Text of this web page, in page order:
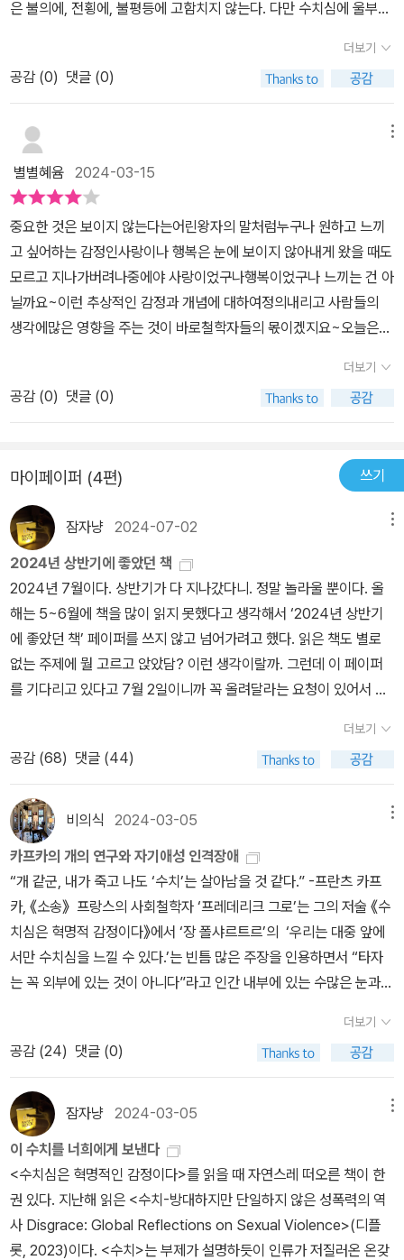
‘발가벗은 힘’, 타자들을 장악하고 함부로 하려는 권위주의적, 신자유
주의 체제라는 발가벗은 힘의 상징적 제도화임을 입증한다. 강간, 학
대, 근친상간 폭력에 대한 사법과 공권력의 시선은 이 세계의 추잡한
정치 체계를 요약한다. 피해자가 수치심을 느끼게 하는 체계, 이 역전
된 수치심을 가해자의 진영으로 전환시켜야 하지 않겠나? 그것이 정
의 아닌가? 신자유주의 자본주의 체계가 수치심에서 정의를 제거해
버렸지만 우리는 이를 회복시켜야 하는 책무를 안고 있다. 익숙하면
서도 흥미로운 이야기가 소개되고 있다. 남편 콜라티누스의 동료인
에투루리아의 왕자 타르퀴니우스에게 강간당한 루크레티아의 자결
신화는 정치적 성적 토대를 제시한다. 동침을 거절하는 루크레티아를
그녀의 노예와 동침한 부정한 여인이라는 누명을 씌우겠다는 협박에
그녀는 자포자기한다. 루크레티아는 이 수치를 남편에게 알리고 자살
성의 약속이었다고 저자는 해석한다. 이 수치심에는 교묘한 이중의
젠더화가 있으며, 사회적 사실로서의 폭력에 대한 수치심, 윤리적 수
치심이라는 두 얼굴이다. 공화국이란 이처럼 남성과 여성을 고정된
자리와 보완적 의무를 맡김으로써 성립했다는 것이다. 공화국을 보장
하기 위하 라틴식 질문이란 이런 것이라는 것이다. “그녀는 충실한
가? 여성의 성생활이 남편의 정치적 완성을 보장한다. 남성에게는 정
의를, 여성에게는 수치심을 안겨라.”, 이 세계를 지탱하는 정치쳬라는
것의 불온성과 불모성을 엿보게 하는, 오늘에도 무심히 읽히는 신화
다. 우리들은 무의식중에 이러한 태도를 학습하고 내면화한다. 이 불
온성과 불모성의 실체인 파렴치함이란 조심성의 부재로 알아본다고
한다. 반면에 수치심은 어떤 일을 행하기에 앞서 그 도덕적 성질에 따
재라는 의미기도 하다. 고대 그리스는 이처럼 악을, 불의를, 멈출 수
있는 생각으로서 윤리적 수치심을 뜻하는 아이도스(Aidos)라는 개념
을 가지고 있었다. 오늘날 우리들은 “수치심을 영혼의 독으로, 중대한
장애물로, 행복을 가로막는 최악의 적으로 규탄한다.” 그렇기에 수치
심을 윤리의 기둥을 표상하는 정서로 상상하지 못하게 되었다. 그럼
에도 플라톤이 《향연》에서 언급하듯 “수치심은 선한 인간을 인도하
는 원칙”이기도 하다. 수치심은 허영심, 착각, 말과 행동사이의 괴리
에 앞서 조심성과 신중함으로 본성을 과장으로 왜곡되지 않게 막는
하나의 원칙이기도 하다. “만약 ...라면 난 너무 수치스러울거야” 라는
우리네 일상 속 문장처럼 윤리적 수치심은 상상력으로 지지되는 생각
의 경험을 먹고 자라는 자가-정서이다. 우리들이 알고 있는 철학이
가벗기고 관통하며 박탈하고 화나게 노출시킨다. 그럼으로써 억견
(臆見) 직전에 어리석음과 영적 저속성에 빠지지 않도록 막아주는
것이다. “무지보다 훨씬 위험하고 해로운 것은 바로 안다고 믿는 것이
다”라는 말은 한나 아렌트가 말하는 안다고 믿고서 타인들에게 그 알
량한 지식을 강요하길 즐기고 뻐기면서 경멸의 이유를 찾는 악의 평
범성이기도 하다. 타인을 모욕하려는 욕망, 철학은 이러한 진실의 테
어야만 했는지를 상기해보라. 대중 앞에서 영혼이 발가벗겨진 거들먹
명예에 대한 부정이다. 복수는 이 부정에 대한 부정, 다시 말해 잃어버
린 명예의 복원을 의미한다.균형을 잡는 비극, 보복 행위, 모욕에 대한
복수를 공개적으로 창출하는 것이 관건이다.27~30페이지 中===
고, 위신이 붕괴되고 손상을 입는 것은 곧 실체적으로 드러나는 사례
다. 가문 그 자체는 개인보다 집단을 형상화하며, 복수는 곧 명예의 회
복을 의미한다.=====수치심의 얼굴은 달라진다. 덜 씨족적이고 더
부르주아적이며, 덜 비극적이고 더 영리적이며, 덜 의례적이고 더 심
리적인 얼굴로... 먼저, 곧 보게 되겠지만, 가난하다는 수치심 혹은 그
저 덜 부유하다는 수치심, 명예의 문화 속에서 주변인이라는 수치심
이 확장될 것이다. 빈곤은 그리스도의 안개를 후광처럼 부른 운명처
럼 체험되는 게 아니라 개인적 실패와 실패한 야심의 기표가 된다. 한
태로 불릴 것이다.38~39페이지 中=====시대가 변화고 시간이
변함에 따라 수치심이라는 얼굴은 계속해서 다른 얼굴로 변모한다고
전하며, 경제, 명예 등 현재 개인이 어떤 것을 가지고 있고 가지지 못
우리의 모습 속에서 느끼는 '수치심'이 바로 그것이 아닐까 싶다.한편,
명예 역시 변모되어 체면이라는 이름으로 불리게 되었다고 말하는데,
흔하게 쓰는 말속에 깃든 의미가 남다르게 다가오는 대목이다.====
=우리는 어떻게 살고, 사랑하고, 죽고, 말할까를 자문하느라 삶을 보
낸다. 그리고 수준을 지키느라 전전긍긍한다. 누구의 수준, 무엇의 수
준인가? 그건 누구도 알지 못한다.87페이지 中=====사람들은 자
신만의 망상에 사로잡혀 타인에게 '어떻게 비칠까' 고민하며 수치심을
느낀다. 그런데 생각해 보면, 타인의 그런 시선에 전전긍긍하기보다
스스로에게 어떻게 살고, 사랑하고, 죽을지를 묻는 게 맞는 게 아닐
까?정작 그들은 아무 관심이 없는데, 우리는 어쩌면 쓸데없는 상상력
과 망상에 사로잡혀 없는 수치심을 만들고, 시간을 허비하고 있는지
도 모르겠다.=====<수치심에서 비롯된 두 가지 태도>바로 (수직
수 없는 혐오다. 비참하고, 비열하고, 불결해지거나 그렇다고 느끼는
것, 그것이 수치심이다.88페이지 中=====어쩌면 우리가 일반적
으로 '수치심'하면 가장 먼저 떠올리는 감정이 바로 이것이 아닐까?=
====수치심의 세 가지 큰 영역(사회적 가난, 정신적 치욕, 육체적
불결)은 내게 화상 같은 상처를 입히고, 굴욕으로 나를 얼어붙게 만든
다.(...)수치를 겪는다는 건 땅이 꺼지는 듯한 추락의 경험이다. 소심
한 이는 당황해서 두 팔로 몸을 감싼 채 웅크리고 고개를 숙인다. 땅이
꺼진다는 느낌 때문에 넘어지지 않으려고 스스로 제동을 거는 것이
고 생각했다. 그런데 갑자기 매달릴 데가 없어진 것이다. 반면에 이렇
게 말할 수도 있을 것이다. 신체적 혐오, 사회적 멸시, 정신적 분노는
스스로 '다수'라고 여기는 무리를 하나로 끌어모으는 다양한 방식이라
고.90~91페이지 中=====통상적인 '수치심'에 대한 두 가지 견해
를 엿볼 수 있는 문장이다. 앞선 부분에 서술된 내용은 소히 당하는 입
장에서의 수치심에 대해 서술한 장면으로 이때 느끼는 무력감과 공허
함에 대해 실감 나게 담고 있다.반면, 후반부에 서술된 내용은 이와 반
대되는 입장에 대해 서술하고 있는 문장으로, 또 다른 우리의 모습이
자 수치심의 또 다른 얼굴이기도 하다.마지막으로 저자는 수치심에
대해 이렇게 정리한다. 정서로서 수치심은 언제나 붙들고, 유지하고,
다. 가학자, 강간범, 근친상간을 저지르는 자들을 겨냥하고, 파렴치한
2~14)'마르크스는 '수치심은 혁명적 감정이다'라고 썼다. 수치심이
혁명적이려면 그것이 나를 향한 분노여야 한다. 그래야 그 수치심이
상상력으로 작동한다. 나는 하찮은 여자가 아니다. 가련한 남자가 아
니다. 나는 경멸 받아야 할 대상도 아니다. 나는 가치 있다. 수치심에
식을 창조한다.'그리고 수치심은 한계를 느끼는 감정이기에 언제나 변
화를 향한 부름이다. (p. 247)'
“덕으로 인도하고 예로써 다스리면 사람들은 수치심도 알고 스스로
마음을 올바르게 할 줄도 알게 되지요”라며 수치심을 관망의 태도, 더
불어 살기, 행복 추구를 위한 윤리적 자질로 삼습니다.수치심에 대한
철학적 사유를 이어나가는 프레데릭 그로 저자의 <수치심은 혁명적
감정이다>. 개인의 부정적 감정을 넘어 사회적, 정치적 변화를 끌어
낼 수 있는 힘으로서 수치심의 영역을 확장합니다.그 과정에서 저자
는 영화, 소설, 철학자들의 사상들에서 건져올린 수치심의 사례를 무
수히 쏟아냅니다. 프로이트, 니체, 푸코, 플라톤, 사르트르, 라캉 등 철
학자들이 펼치는 지적 향연이 풍성합니다.“철학의 본래 기능은 수치
심을 안기는 것이다.”라는 저자의 말이 인상 깊었습니다. 소크라테스
는 스스로 생각하는 것을 어느 정도까지 생각하는지, 그가 아는 것을
어디까지 아는지 자문하게 만들었습니다. 소크라테스가 죽은 것은 아
키, 프리모 레비 등 유명 작가들의 소설 속 수치심 사례를 알아갈수록
학상 수상자 아니 에르노의 작품에 수치심과 관련한 내용이 꽤 많길
래 작가에 대한 관심이 생기기 시작했습니다. 수치심을 유발하는 수
많은 장치들-공장, 사무실, 학교-에 대해서는 저자가 각각 책 한 권씩
쓸 수 있다고 얘기할 만큼 가벼운 주제가 아닙니다. 철학적 용어의 일
부는 어렵긴 했지만, 누구나 한 번쯤 겪어봤을 수치심을 다룬 주제인
만큼 제법 흥미진진하게 읽어 내려갈 수 있는 책입니다.이 책의 제목
은 마르크스가 쓴 편지에 있는 글에서 인용했습니다. “수치심은 이미
하나의 혁명입니다. (중략) 수치심은 일종의 분노입니다. 억눌린 분
노. 온 나라가 정말 수치심을 느낀다면 그건 달려들기 위해 움츠린 사
자 같을 것입니다.”저자는 수치심에 동반하는 분노에 주목합니다. 우
서 분노는 복수의 욕구를 불러일으킵니다. 그리고 정치적, 집단적 분
노, 방향을 띤 분노의 형태를 취할 때 분노는 정화되고 승화될 수 있다
고 합니다.이 분노를 잘 이용해야 합니다. 세상과 자기 자신을 향한 분
노에 속한 수치심을 투사의 힘으로 발현하는 겁니다. 더불어 상상력
을 동원해야 합니다. 집단적 분노를 일깨우기 위한 연민은 상상력에
서 탄생한다고 합니다. 우리는 타인들을 대신해 수치심을 느끼기도
하니까요.<수치심은 혁명적 감정이다>는 체념하지 않고 저항할 능력
으로 전환할 수 있게 도와줍니다. 그저 감정으로만 치부했던 수치심
에 대해 이토록 깊게 생각해본 경험은 처음입니다.​- 출판사로부터 도
서를 제공받았습니다
에 복잡한 수치심의 면면을 탐구할 수 있다. 살아가면서 당연히 '수치
심'을 느끼는 순간들이 있지만, 이토록 찬찬히 들여다볼만한 생각과
재능이 없는 나였기에 저자 프레데리크 그로가 보여준 '수치심' 도식
하다. 그렇기 때문에 '수치심'은 큰 두려움이자 공포가 되는 것이리
라. '헝가리 정신분석학자 임레 헤르만은 매달리는 원초적 본능을 '애
착 욕구'의 구체적 지시대상 같은 것으로 가정하고, 단단히 매달릴 의
욕을 꺾어놓는, 털의 결핍이 우리 종에 모든 불행(불안, 죄의식, 수치)
의 모태가 되는 음험하고 지속적인 불안을 초래했다고 상상했다. 수
치심의 번민은 버림받았다는 감정, 무리로부터 허공에 버려졌다는 슬
픔, 모든 것에서 떨어져 나오고, 끈이 끊기고, 닻이 풀렸다는 감정에서
온다.' - 우울 95~96쪽'수치심'을 다룬 학자들 중 공자와 플라톤이
중요한 윤리적 자질로 받아들였다. 공자는 움츠림, 조심성, 신중함…
이것을 수치심으로 받아들였다. 수치심은 각각의 윤리적 힘을 제 고
유의 본질 속에 지켜주며, 실제로 공정하고 공손하고 진지해지게 한
과 연계된 수치심, 그리고 아름다운 행동과 연계된 명예 추구다.'라 말
했다. 그는 수치심에 많은 힘을 부여한다. 그것이 함께 살아가기를 가
능하게 만들고, 지혜를 요약하고, 용기를 준다고 말한다. 수치심은 구
체적 위험 앞에서 우리를 사로잡는 그런 두려움이 아니라 우리의 공
적 이미지를 변질시킬 수 있을 무엇 앞에서 느끼는 두려움이란다.저
자는 윤리적 수치심, 외상성 수치심, 철학적 수치심, 교차적 수치심,
계통적 수치심, 혁명적 수치심 등을 다루고 있다. 성폭행, 강간, 사회
적 가난, 흑인, 아우슈비츠 수용소 등이 수치심을 유발하는 배경이 된
다. 구분되어 명명되는 수치심에 관한 사유를 읽다 보면 어느새 수치
심의 본질에 대해 조금씩 가까워진 느낌이다.'분노란 우리를 향한 또
는 우리 가족을 향한 공개적 멸시, 부당한 멸시를 마주하고 공개적 복
수를 바라는 비통한 욕구다.' - 아리스토텔레스 수치심을 느끼지 위해
능한 다른 세상들을 고려해 보게 하는 움직임이 바로 상상력인 것이
다. 이런 상상력을 좌절시키려는 시도들 앞에서 서 있는 우리는 '타인
들이 저지른 잘못 앞에서 올바른 자가 느끼는 수치심'을 느낄 수 있어
야 하며, 수치심을 분노로 바꿀 수 있어야 한다. '무구함의 반대는 죄
의식이 아니라 '통찰력'이다. 수치심을 느끼는 사람은 통찰력이 있어
불의가, 불공정이 어떻게 법과 사법기관과 교회의 지지를 받는지 본
다.' - 계통적 수치심, 226쪽프레데리크 그로는 우리에게 '수치심'의
본질적인 힘을 일깨워준다. 그 여정을 함께 하면서 만난 작품들을 다
들을 이제는 새로운 감각으로 받아들일 수 있을 것 같다. '수치심'을
단순히 부끄러움으로 아는 이들에게 더 넓고 복잡한 '수치심'을 보여
준, 놀라운 <수치심은 혁명적 감정이다>를 추천한다.출판사로부터
제공받아 주관적으로 작성한 서평입니다.
은 불의에, 전횡에, 불평등에 고함치지 않는다. 다만 수치심에 울부짖
수치 羞恥 [명사] 다른 사람들을 볼 낯이 없거나 스스로 떳떳하지 못
함. 또는 그런 일. 표준국어대사전저자가 피력한 루소가 느꼈다던 숨
이 막히고 나락으로 떨어지는 듯한, 그런 수치를 느낀 적이 아니 알아
챈 적이 있던가, 생각한다. 그가 죄책감과는 다르다고 극구 부인한 데
에 왠지 감사함을 느낀다.그는 더 이상 수치심이 개인의 부정적 감정
이 아닌 사회정치적 변화를 이끌어 낼 혁명적 감각들이라 주장하면서
수치심의 역사를 관통해 현대에 작동하는 궤적을 마치 탐사 보도처럼
세밀하고 시사성 높은 논의를 하게 한다.집안 혹은 가문으로 불리는
집단적 수치심은 불명예를 동반하고 이를 통해 많은 부분을 잃는다.
즉 사회적으로 명망 있는 가문이 구설수에 오르는 순간 그들의 평판
은 바닥을 칠 것이고 여기에 동반되는 수치심은 말 그대로 정상적인
가문에서 제외됨을 의미한다.이 설명은 종갓집으로 대변되는 양반가
의 봉건주의 관습이 여전히 연결되는 한국 사회의 단면이기도 하다.
그렇게 집안 망신을 시킨다는 존재에 대한 의미를 담은 설명은 눈에
졌을지 모르고 그로 인해 그 누군가는 수치심을 느꼈을지도 모를 일
이라는 걸 확인하니 확 수치스럽다.예를 들면 복지관을 찾은 누군가
의 남루한 옷차림을 생각하지 않고 '어디서 퀴퀴한 냄새 나지 않
아?'라고 했을 때처럼 말이다. 이 말을 들은 당사자는 본인에게서 나
는 것이든 그렇지 않든 관계없이 분명 수치심을 느꼈을 것이다. 사실
은 용변을 가리지 못한 누군가가 지나친 직후였다. 저자는 이런 사회
적 수치심은 결코 순수하게 받아 들여지지 않음을 지적한다.54쪽, 사
회적 멸시이어 가난을 '가벼워지고, 무중력을 더 얻는 것'이라는 디오
게네스의 말은 부자들의 탐욕스러운 소유욕에 대한 한탄이고 혐오다.
그러면서 '스스로 가난을 가치 지향적으로 여기는데 누가 수치스러워
을 동반한다.'모욕적인 수직 체계에서 닥치는 대로 부당한 이유만 찾
는다.' 63쪽, 사회적 멸시타인의 멸시가 자기 멸시로 바뀌는 데에 대
한 이야기에 수치심을 생각한다. 애써 준비한 일이 시작하기도 전에
뒤틀렸다. 담당인 나와는 상의도 없이 자기 마음대로 처리해 버렸다.
모욕감이 있지만 어쩌겠는가. 관리자의 결정에 어쩔 수 없이 무기력
하게 수긍해야 하는 처지임을 자각하는 수밖에. 자로 잰듯한 수직 체
계에서 난 숨길 야심도 없다.111쪽, 사회적 사실: 근친상간, 강간(외상
성 수치심)어느 시대에서나 존재할 법한 강간이나 근친상간에 대한
억압적 폭력에 대한 설명은 솔직히 개인적으로는 이해하기는 힘들면
서도 현재에도 비일비재하게 주위에서 여전히 벌어지고 있다는 것을
부인하긴 어렵다. 그 힘의 논리의 배경에는 남성우월주의적 장치를
통한 사회적 합의나, 어쩌면 수치심에 휩쓸린 가족의 침묵 속에서 확
대되는 만행이 근친상간이라는 점을 명확히 한다.'공자가 신중함이라
다. 화법은 두 가지이지만 기억해야 할 것은 여전히 수치심이다.' 158
쪽, 아이도스줄곧 서양의 철학적 관점을 주로 다루다 보니 동양의 윤
리적 관습에서 빚어지는 수치심과는 결이 다를 수 있을 수 있는 부분
을 공자의 사상을 끌어와 자신의 견해를 보완한다.이 책은 수치심이
개인이 느껴야 하는 부정적인 감정에서 사회정치적 판단이 함축된 감
정임을 강조한다. 여기에 그런 주장을 뒷받침하는 철학과 신학, 그리
고 다양한 문학 작품을 소개하면서 사회적 약자 특히 여성이 당해야
더보기
공감 (0) 댓글 (0)
별별혜윰 2024-03-15
중요한 것은 보이지 않는다는어린왕자의 말처럼누구나 원하고 느끼
고 싶어하는 감정인사랑이나 행복은 눈에 보이지 않아내게 왔을 때도
모르고 지나가버려나중에야 사랑이었구나행복이었구나 느끼는 건 아
닐까요~​이런 추상적인 감정과 개념에 대하여정의내리고 사람들의
생각에많은 영향을 주는 것이 바로철학자들의 몫이겠지요~​오늘은
게요~제목도 근사한 책,바로​<수치심은 혁명적 감정이다>입니다.​수
치심은 도덕적, 사회적, 심리적,정치적 차원을 넘나들며죄의식보다
훨씬 폭넓고복잡하며 깊은 경험을 내포하고있습니다.이렇게 복잡한
와모파상의 <비곗덩어리>와 같은문학작품에서도 만날 수 있고남성
들이 가하는 모욕의 시련을겪은 여성들의 감정에서도만날 수 있습니
다.수치심은 상상력으로 작동합니다.세상에 대한 수치심을 품고상황
이 달라질 수 있다고 말하려면상상력이 필요하고타인을 위해 수치심
을 느끼려 해도상상력이 필요합니다.​​​타인에게 모욕을 받고어쩔 줄 모
르는 사람에게서혹은 본인은 아무런 수치심도 느끼지 않고그를 대신
해서 우리가 수치심을느끼도록 내모는 뻔뻔한 가해자에게서수치심을
상상하여 대신 느낄 수 있습니다.수치심은 자기애에 토대를 둔슬픔으
로, 비난받으리라는두려움이나 생각에서 온다.​-데카르트수치심은 혁
는인간의 내면에서생겨나는 일종의 슬픔이다.​-스피노자수치심은 혁
명적 감정이다 p.35기존 철학자들의 수치심에대한 정의가 다양하지
만수치심은 한 문장으로'사람들이 나에 대하여뭐라고 생각할까?'라
고표현할 수 있는 응축된 정서라고저자는 말합니다.일반적으로 나의
자유를잘못 사용한 결과로생겨나는 죄의식, 회한, 후회 같은 정서를
수치심이라는 한 단어로 표현하여부정적 감정으로 여겨진 것이 사실
입니다.성경 속에 아담과 하와가선악과를 먹고 느낀 부끄러움부터여
러 문화권에서 나타나는가족 내의 '명예살인',알 권리라는 명목으로거
짓인지 참인지 알수 없는연예인들의 수치스런 사생활이 가득 담긴사
회면의 뉴스기사까지수치심은 극복해야 할 감정이나피해자가 느끼는
감정과 같은부정적인 감정으로 여겨져 왔습니다.우리가 수치심을 느
우리가 부적절한 무언가를행하거나 말할 때,우리는 종종 여론을 겁내
은 혁명적 감정이다 p.160​그러나 플라톤은 수치심에많은 힘을 실어
주고 있는데수치심은 함께 살아가기를가능하게 만들고(프로타고라
스),지혜를 요약하고(카르미데스),용기를 준다(향연)고 말합니다.​우
리는 부끄러운 결정에 이어질 불신을,그런 행위로 나타날 불명예를,
상상해보고 그 이미지에 영향을받습니다.즉, 타인의 눈길 아래에서자
신을 투사하고그 투사로 우리는 도덕적 장벽을세우는 것입니다.​저자
더보기
공감 (0) 댓글 (0)
마이페이퍼 (4편) 쓰기
잠자냥 2024-07-02
2024년 상반기에 좋았던 책
2024년 7월이다. 상반기가 다 지나갔다니. 정말 놀라울 뿐이다. 올
해는 5~6월에 책을 많이 읽지 못했다고 생각해서 ‘2024년 상반기
에 좋았던 책’ 페이퍼를 쓰지 않고 넘어가려고 했다. 읽은 책도 별로
없는 주제에 뭘 고르고 앉았담? 이런 생각이랄까. 그런데 이 페이퍼
를 기다리고 있다고 7월 2일이니까 꼭 올려달라는 요청이 있어서 아,
었는지 헤아려보니 2024년 상반기에만 90권을 조금 넘게 읽은 것
같다.....(뭐야 작년 상반기보다 많이 읽었잖아?;;;) 아무튼 그 아흔 몇
권 중에서 인상 깊었던, 한 번 읽어보시쥬, 권하는 책.문학 앤드루 포
터, <사라진 것들>올해 상반기에 읽은 인상 깊었던 소설 중 원픽이
아닐까 싶다. 한때 찬란하게 빛났지만 서서히 부서지고 사라지고 소
멸해가는 것들의 기록. <빛과 물질의 기억> 때부터 눈여겨보던 작가
앤드루 포터, 사실 나는 이 두 번째 소설 모음집이 더 좋았다. 앤드루
포터처럼 젊은 시기를 다 지나고 이제는 서서히 늙어가는 단계로 접
어들었기 때문에 그의 이 단편집에 실린 문장과 감성 분위기에 더 공
감하고 푹 젖을 수 있었던 것 같다. 윌라 캐더, <루시 게이하트>윌라
캐더의 작품을 좋아하면서도 이 작품이 흄세시리즈에서 나왔을 때는
약간 반신반의했다. 흄세시리즈에서 출간한 작품들 읽고나면 약간 뭔
가 부족하다 생각한 적이 많아서 그랬던 것 같다. 그런데 이 작품은 시
다. ‘루시 게이하트’라는 캐릭터를 비롯해 주변의 다른 인물들의 면면
까지 그려내는 방식, 이야기, 구조, 작품을 통해 전하고자 하는 바 등
등 모든 면에서 좋은 소설, 좋은 작품이다. 루시를 둘러싼 인물들, 그
어느 한 사람도 소홀히 다루지 않는다는 점에서도 책장을 덮고 며칠
이 지난 후로도 역시 좋은 작품이구나 고개를 끄덕이게 된다. 유진 오
닐, <이상한 막간극>6월 말에 읽기 시작했는데 희곡 작품을 이렇게
오래 읽기도 처음이다. 498쪽. 정가 29,800원- 온라인 서점에서조
더보기
공감 (68) 댓글 (44)
비의식 2024-03-05
카프카의 개의 연구와 자기애성 인격장애
“개 같군, 내가 죽고 나도 ‘수치’는 살아남을 것 같다.” -프란츠 카프
카, 《소송》 프랑스의 사회철학자 ‘프레데리크 그로’는 그의 저술 《수
치심은 혁명적 감정이다》에서 ‘장 폴샤르트르’의 ‘우리는 대중 앞에
서만 수치심을 느낄 수 있다.’는 빈틈 많은 주장을 인용하면서 “타자
는 꼭 외부에 있는 것이 아니다”라고 인간 내부에 있는 수많은 눈과
뭉친 한 인간의 끔찍한 짓, 비열한 짓거리와 그 타락하고 부패한 처신
을 보며, “대체 저 인간은 어떻게 수치심도 안 느끼고, 자기 눈길을 견
딜까?”라며 수치심이 부재한 인간에 대한 의아의 탄식과 분노를 쏟아
낸다. 프란츠 카프카의 단편작품에 《개의 연구(이하 ‘연구’로 표기
함)》라는 의미심장한 미완성 소설이 있다. 카프카의 생애 말년 소설
인데, 주인공인 ‘개’는 작가를 대변하는 유대인이다. 이 개는 그 유례
가 명확히 밝혀진 존재인데, 갈색 노트로 알려진 1922년에 기록된 글
을 담은 카프카의 네 번째 노트에 제목도 없이 미완성으로 써진 이야
기다. 카프카는 “이것은 전기가 아니다. 하지만 더없이 축소된 요소
더보기
공감 (24) 댓글 (0)
잠자냥 2024-03-05
이 수치를 너희에게 보낸다
<수치심은 혁명적인 감정이다>를 읽을 때 자연스레 떠오른 책이 한
권 있다. 지난해 읽은 <수치-방대하지만 단일하지 않은 성폭력의 역
사 Disgrace: Global Reflections on Sexual Violence>(디플
롯, 2023)이다. <수치>는 부제가 설명하듯이 인류가 저질러온 온갖